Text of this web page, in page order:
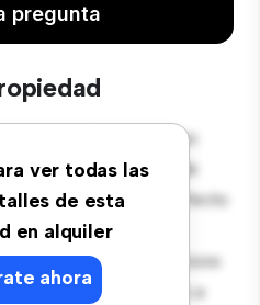
pregunta
ver todas las
de esta
en alquiler
ahora
en Albir! Este moderno
ofrece un espacio de
diseño diáfano es perfecto
cocina de estilo
con electrodomésticos
privilegiada, estarás a